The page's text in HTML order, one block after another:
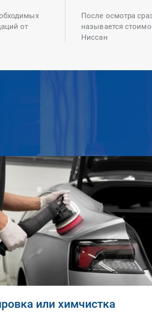
от
После осмотра
называется
Ниссан
или химчистка